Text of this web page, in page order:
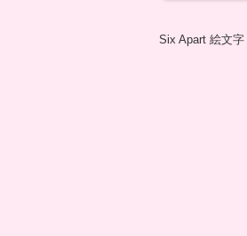
Six Apart 絵文字